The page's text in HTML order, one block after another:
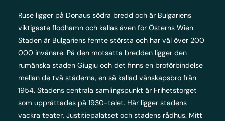
Ruse ligger på Donaus södra bredd och är Bulgariens
viktigaste flodhamn och kallas även för Österns Wien.
Staden är Bulgariens femte största och har väl över 200
000 invånare. På den motsatta bredden ligger den
rumänska staden Giugiu och det finns en broförbindelse
mellan de två städerna, en så kallad vänskapsbro från
1954. Stadens centrala samlingspunkt är Frihetstorget
som upprättades på 1930-talet. Här ligger stadens
vackra teater, Justitiepalatset och stadens rådhus. Mitt